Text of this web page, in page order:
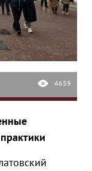
4659